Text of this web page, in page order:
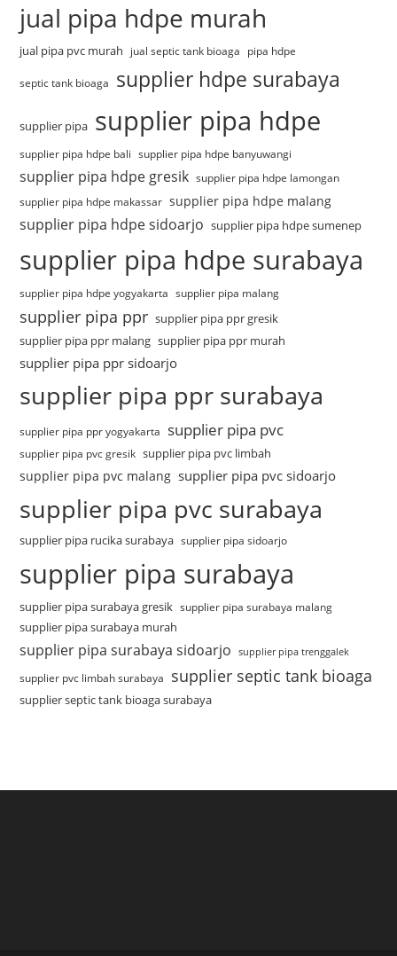
jual pipa hdpe murah
jual pipa pvc murah jual septic tank bioaga pipa hdpe
septic tank bioaga supplier hdpe surabaya
supplier pipa supplier pipa hdpe
supplier pipa hdpe bali supplier pipa hdpe banyuwangi
supplier pipa hdpe gresik supplier pipa hdpe lamongan
supplier pipa hdpe makassar supplier pipa hdpe malang
supplier pipa hdpe sidoarjo supplier pipa hdpe sumenep
supplier pipa hdpe surabaya
supplier pipa hdpe yogyakarta supplier pipa malang
supplier pipa ppr supplier pipa ppr gresik
supplier pipa ppr malang supplier pipa ppr murah
supplier pipa ppr sidoarjo
supplier pipa ppr surabaya
supplier pipa ppr yogyakarta supplier pipa pvc
supplier pipa pvc gresik supplier pipa pvc limbah
supplier pipa pvc malang supplier pipa pvc sidoarjo
supplier pipa pvc surabaya
supplier pipa rucika surabaya supplier pipa sidoarjo
supplier pipa surabaya
supplier pipa surabaya gresik supplier pipa surabaya malang
supplier pipa surabaya murah
supplier pipa surabaya sidoarjo supplier pipa trenggalek
supplier pvc limbah surabaya supplier septic tank bioaga
supplier septic tank bioaga surabaya